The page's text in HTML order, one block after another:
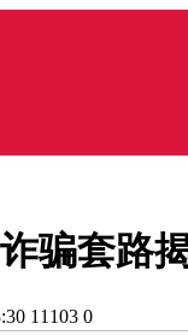
骗套路
11103 0